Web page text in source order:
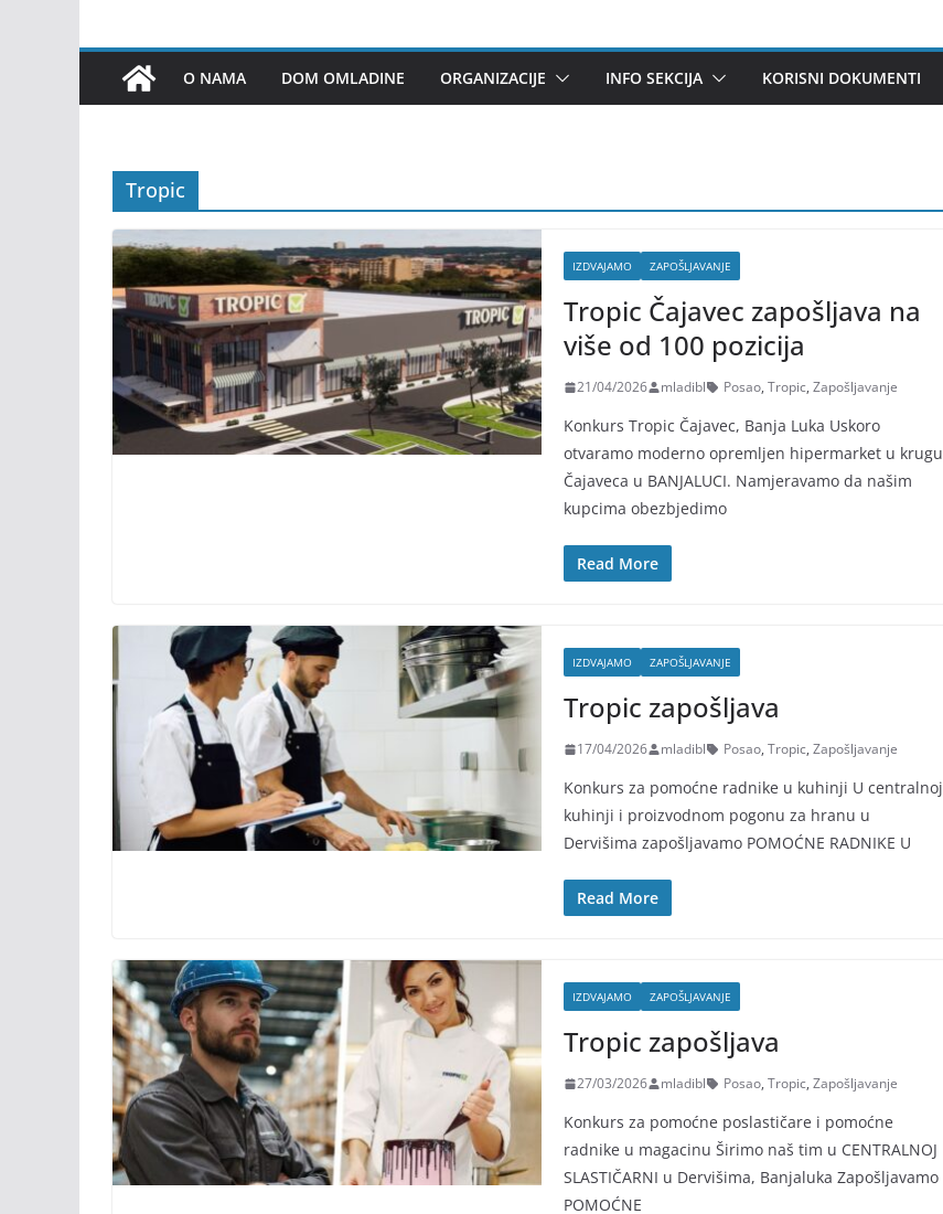
O NAMA DOM OMLADINE ORGANIZACIJE INFO SEKCIJA KORISNI DOKUMENTI
Tropic
IZDVAJAMO ZAPOŠLJAVANJE
Tropic Čajavec zapošljava na
više od 100 pozicija
21/04/2026 mladibl Posao, Tropic, Zapošljavanje
Konkurs Tropic Čajavec, Banja Luka Uskoro
otvaramo moderno opremljen hipermarket u krugu
Čajaveca u BANJALUCI. Namjeravamo da našim
kupcima obezbjedimo
Read More
IZDVAJAMO ZAPOŠLJAVANJE
Tropic zapošljava
17/04/2026 mladibl Posao, Tropic, Zapošljavanje
Konkurs za pomoćne radnike u kuhinji U centralnoj
kuhinji i proizvodnom pogonu za hranu u
Dervišima zapošljavamo POMOĆNE RADNIKE U
Read More
IZDVAJAMO ZAPOŠLJAVANJE
Tropic zapošljava
27/03/2026 mladibl Posao, Tropic, Zapošljavanje
Konkurs za pomoćne poslastičare i pomoćne
radnike u magacinu Širimo naš tim u CENTRALNOJ
SLASTIČARNI u Dervišima, Banjaluka Zapošljavamo
POMOĆNE